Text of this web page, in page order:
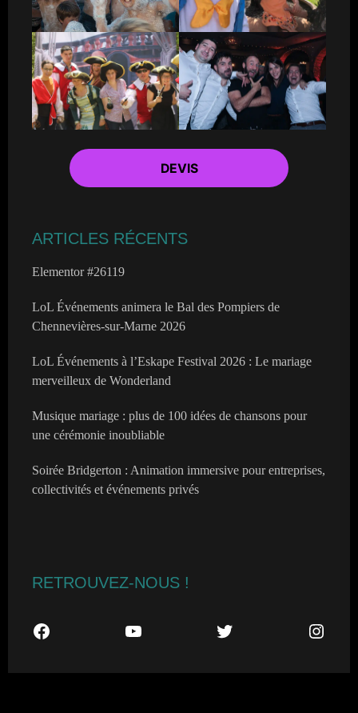
DEVIS
ARTICLES RÉCENTS
Elementor #26119
LoL Événements animera le Bal des Pompiers de
Chennevières-sur-Marne 2026
LoL Événements à l’Eskape Festival 2026 : Le mariage
merveilleux de Wonderland
Musique mariage : plus de 100 idées de chansons pour
une cérémonie inoubliable
Soirée Bridgerton : Animation immersive pour entreprises,
collectivités et événements privés
RETROUVEZ-NOUS !